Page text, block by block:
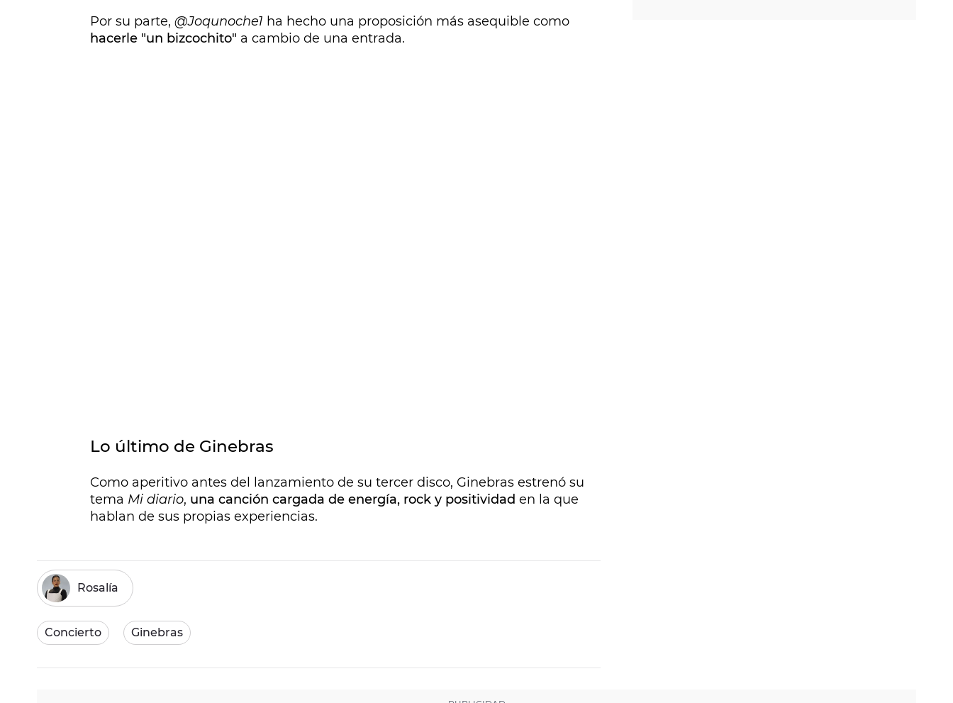
Por su parte, @Joqunoche1 ha hecho una proposición más asequible como
hacerle "un bizcochito" a cambio de una entrada.
Lo último de Ginebras
Como aperitivo antes del lanzamiento de su tercer disco, Ginebras estrenó su
tema Mi diario, una canción cargada de energía, rock y positividad en la que
hablan de sus propias experiencias.
Rosalía
Concierto Ginebras